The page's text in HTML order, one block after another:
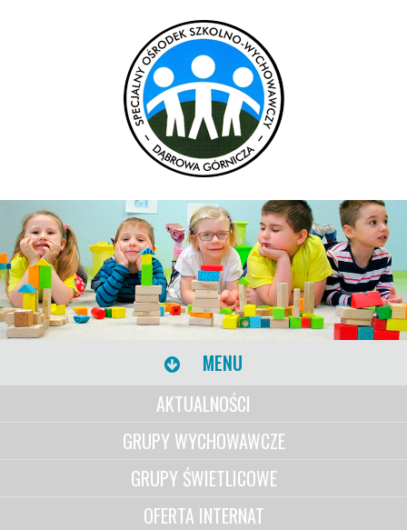
MENU
AKTUALNOŚCI
GRUPY WYCHOWAWCZE
GRUPY ŚWIETLICOWE
OFERTA INTERNAT